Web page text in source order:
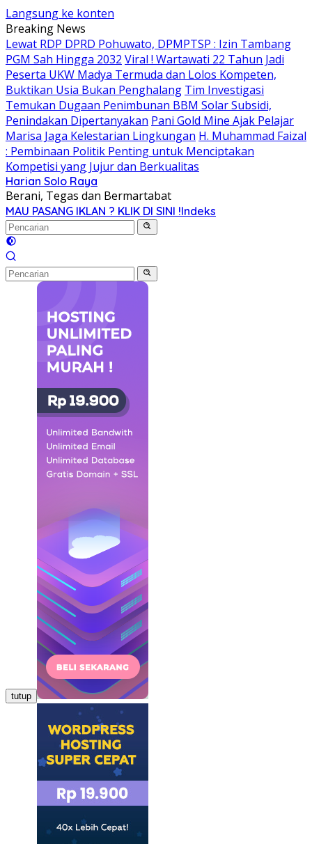
Langsung ke konten
Breaking News
Lewat RDP DPRD Pohuwato, DPMPTSP : Izin Tambang
PGM Sah Hingga 2032 Viral ! Wartawati 22 Tahun Jadi
Peserta UKW Madya Termuda dan Lolos Kompeten,
Buktikan Usia Bukan Penghalang Tim Investigasi
Temukan Dugaan Penimbunan BBM Solar Subsidi,
Penindakan Dipertanyakan Pani Gold Mine Ajak Pelajar
Marisa Jaga Kelestarian Lingkungan H. Muhammad Faizal
: Pembinaan Politik Penting untuk Menciptakan
Kompetisi yang Jujur dan Berkualitas
Harian Solo Raya
Berani, Tegas dan Bermartabat
MAU PASANG IKLAN ? KLIK DI SINI !Indeks
tutup